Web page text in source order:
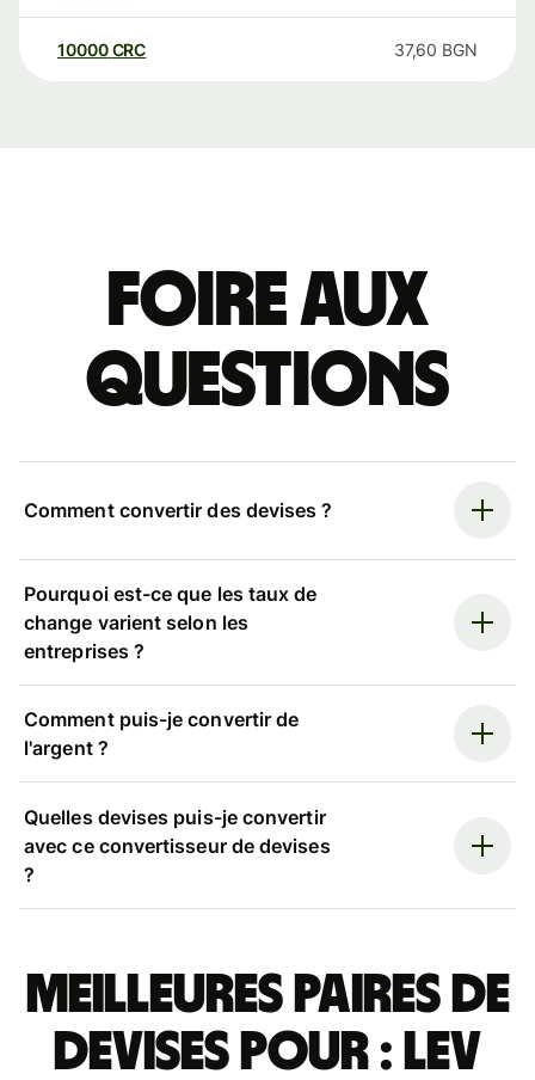
10000 CRC 37,60 BGN
Foire aux
questions
Comment convertir des devises ?
Pourquoi est-ce que les taux de
change varient selon les
entreprises ?
Comment puis-je convertir de
l'argent ?
Quelles devises puis-je convertir
avec ce convertisseur de devises
?
Meilleures paires de
devises pour : lev